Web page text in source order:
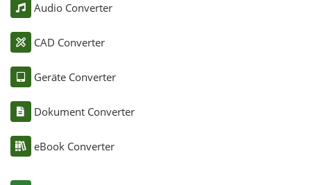
Audio Converter
CAD Converter
Geräte Converter
Dokument Converter
eBook Converter